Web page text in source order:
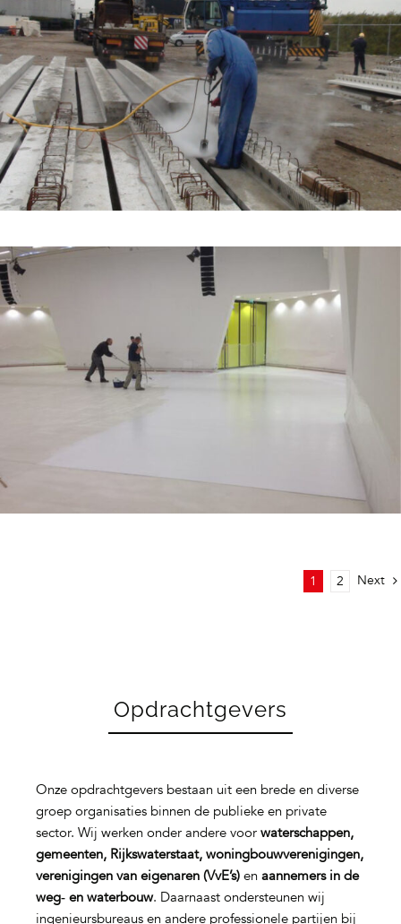
1 2 Next
Opdrachtgevers
Onze opdrachtgevers bestaan uit een brede en diverse
groep organisaties binnen de publieke en private
sector. Wij werken onder andere voor waterschappen,
gemeenten, Rijkswaterstaat, woningbouwverenigingen,
verenigingen van eigenaren (VvE’s)en aannemers in de
weg‑ en waterbouw. Daarnaast ondersteunen wij
ingenieursbureaus en andere professionele partijen bij